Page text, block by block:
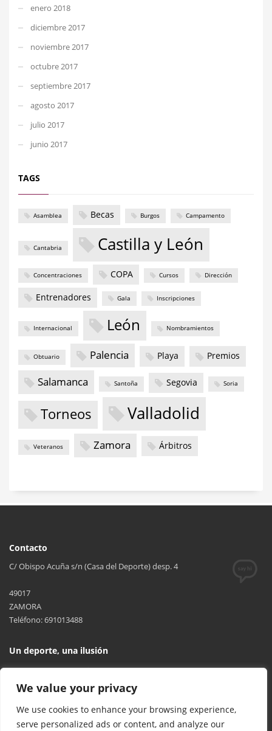
We value your privacy
We use cookies to enhance your browsing experience,
serve personalized ads or content, and analyze our
enero 2018
diciembre 2017
noviembre 2017
octubre 2017
septiembre 2017
agosto 2017
julio 2017
junio 2017
TAGS
Asamblea Becas Burgos Campamento
Cantabria Castilla y León
Concentraciones COPA Cursos Dirección
Entrenadores Gala Inscripciones
Internacional León Nombramientos
Obtuario Palencia Playa Premios
Salamanca Santoña Segovia Soria
Torneos Valladolid
Veteranos Zamora Árbitros
Contacto
C/ Obispo Acuña s/n (Casa del Deporte) desp. 4
49017
ZAMORA
Teléfono: 691013488
Un deporte, una ilusión